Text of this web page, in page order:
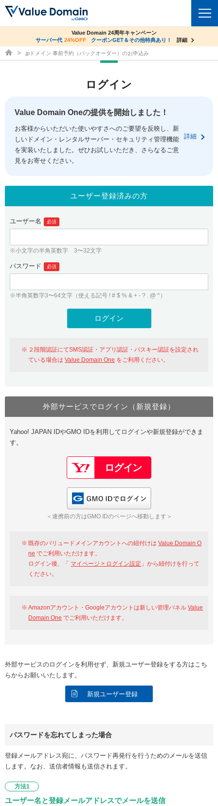
ドメイントップ
ドメイン移管
ドメイン価格一覧
ドメイン一括検索
.jpドメインオークション
gTLDオークション NEW!
.jpドメインバックオーダー
プレミアムドメイン
人気ドメインの種類
WHOIS検索
コアサーバー
バリューサーバー
XREA
セキュリティトップ
Value Domain ネットde診断
SSL証明書
サービストップ
お得意様割引
紹介制度
バリュードメインAPI
ドメイン・ホスティングOEM
facebook
ログイン
従来のバリュードメインをご利用希望の方
Value Domainにログイン
おすすめ One レンタルサーバーを含む最新の機能を使う方
Value Domain Oneにログイン
Google
GMO ID Amazon
※AmazonはValue Domain Oneのログイン画面へ遷移します
ユーザー登録
Value Domain Oneアカウント作成
以下でも登録可能
Google Yahoo!
GMO ID
co.jpドメイン✕コアサーバーV2ビジネス応援キャンペーン
サーバー料金1年間無料
詳細
Value Domain 24周年キャンペーン
サーバー代 24%OFF クーポンGET＆その他特典あり！ 詳細
ドメイン取得ならバリュードメイン
.jpドメイン 事前予約（バックオーダー）のお申込み
ログイン
Value Domain Oneの提供を開始しました！
お客様からいただいた使いやすさへのご要望を反映し、新
しいドメイン・レンタルサーバー・セキュリティ管理機能
を実装いたしました。ぜひお試しいただき、さらなるご意
見をお寄せください。
詳細
ユーザー登録済みの方
ユーザー名 必須
※小文字の半角英数字 3〜32文字
パスワード 必須
※半角英数字3〜64文字（使える記号 ! # $ % & + - ? . @ ^）
２段階認証にてSMS認証・アプリ認証・パスキー認証を設定され
ている場合はValue Domain One をご利用ください。
外部サービスでログイン（新規登録）
Yahoo! JAPAN IDやGMO IDを利用してログインや新規登録ができま
す。
＜連携前の方はGMO IDのページへ移動します＞
既存のバリュードメインアカウントへの紐付けはValue Domain O
ne でご利用いただけます。
ログイン後、「 マイページ > ログイン設定 」から紐付けを行って
ください。
Amazonアカウント・Googleアカウントは新しい管理パネルValue
Domain One でご利用いただけます。
外部サービスのログインを利用せず、新規ユーザー登録をする方はこち
らからお願いいたします。
新規ユーザー登録
パスワードを忘れてしまった場合
登録メールアドレス宛に、パスワード再発行を行うためのメールを送信
します。なお、送信者情報も送信されます。
方法1
ユーザー名と登録メールアドレスでメールを送信